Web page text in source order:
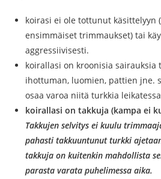
koirasi ei ole tottunut käsittelyyn
ensimmäiset trimmaukset) tai
aggressiivisesti.
koirallasi on kroonisia sairauksia
ihottuman, luomien, pattien jne.
osaa varoa niitä turkkia
koirallasi on takkuja (kampa ei
Takkujen selvitys ei kuulu
pahasti takkuuntunut turkki
takkuja on kuitenkin mahdollista
parasta varata puhelimessa aika.